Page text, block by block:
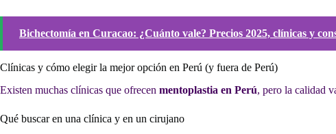
Bichectomía en Curacao: ¿Cuánto vale? Precios 2025, clínicas y
Clínicas y cómo elegir la mejor opción en Perú (y fuera de Perú)
Existen muchas clínicas que ofrecen mentoplastia en Perú, pero la calidad
Qué buscar en una clínica y en un cirujano